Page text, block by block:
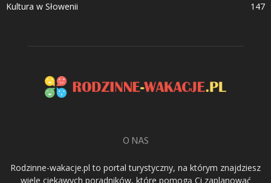
Kultura w Słowenii
147
O NAS
Rodzinne-wakacje.pl to portal turystyczny, na którym znajdziesz
wiele ciekawych poradników, które pomogą Ci zaplanować